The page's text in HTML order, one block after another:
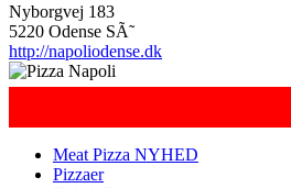
Nyborgvej 183
5220 Odense SÃ˜
http://napoliodense.dk
Meat Pizza NYHED
Pizzaer